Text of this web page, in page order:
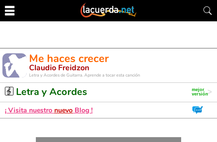
Me haces crecer
Claudio Freidzon
Letra y Acordes de Guitarra. Aprende a tocar esta canción
Letra y Acordes
¡ Visita nuestro nuevo Blog !